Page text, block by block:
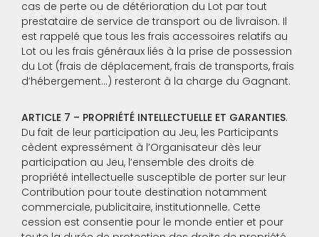
cas de perte ou de détérioration du Lot par tout
prestataire de service de transport ou de livraison. Il
est rappelé que tous les frais accessoires relatifs au
Lot ou les frais généraux liés à la prise de possession
du Lot (frais de déplacement, frais de transports, frais
d’hébergement…) resteront à la charge du Gagnant.
ARTICLE 7 – PROPRIÉTÉ INTELLECTUELLE ET GARANTIES.
Du fait de leur participation au Jeu, les Participants
cèdent expressément à l’Organisateur dès leur
participation au Jeu, l’ensemble des droits de
propriété intellectuelle susceptible de porter sur leur
Contribution pour toute destination notamment
commerciale, publicitaire, institutionnelle. Cette
cession est consentie pour le monde entier et pour